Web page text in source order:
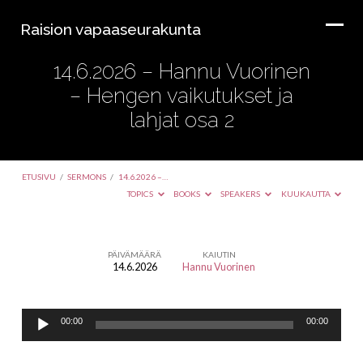
Raision vapaaseurakunta
14.6.2026 – Hannu Vuorinen
– Hengen vaikutukset ja
lahjat osa 2
ETUSIVU / SERMONS / 14.6.2026 –…
TOPICS
BOOKS SPEAKERS KUUKAUTTA
Hannu
Vuorinen
PÄIVÄMÄÄRÄ
14.6.2026
KAIUTIN
Hannu Vuorinen
Äänitoistin00:00 00:00